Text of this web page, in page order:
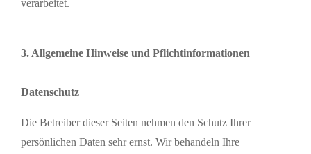
verarbeitet.
3. Allgemeine Hinweise und Pflichtinformationen
Datenschutz
Die Betreiber dieser Seiten nehmen den Schutz Ihrer
persönlichen Daten sehr ernst. Wir behandeln Ihre